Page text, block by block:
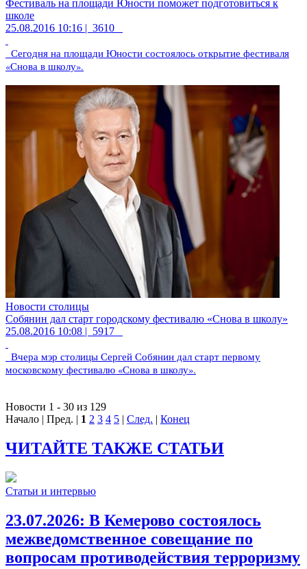
Фестиваль на площади Юности поможет подготовиться к
школе
25.08.2016 10:16 | 3610
Сегодня на площади Юности состоялось открытие фестиваля
«Снова в школу».
Новости столицы
Собянин дал старт городскому фестивалю «Снова в школу»
25.08.2016 10:08 | 5917
Вчера мэр столицы Сергей Собянин дал старт первому
московскому фестивалю «Снова в школу».
Новости 1 - 30 из 129
Начало | Пред. | 1 2 3 4 5 | След. | Конец
ЧИТАЙТЕ ТАКЖЕ СТАТЬИ
Статьи и интервью
23.07.2026: В Кемерово состоялось
межведомственное совещание по
вопросам противодействия терроризму